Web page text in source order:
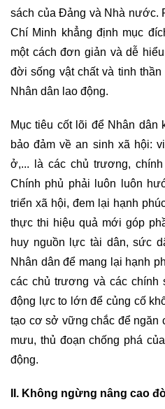
sách của Ðảng và Nhà nước.
Chí Minh khẳng định mục
một cách đơn giản và dễ
đời sống vật chất và tinh
Nhân dân lao động.
Mục tiêu cốt lõi để Nhân dân
bảo đảm về an sinh xã hội:
ở,... là các chủ trương,
Chính phủ phải luôn luôn
triển xã hội, đem lại hạnh
thực thi hiệu quả mới góp
huy nguồn lực tài dân, sức
Nhân dân để mang lại hạnh
các chủ trương và các chính
động lực to lớn để củng cố
tạo cơ sở vững chắc để ngăn
mưu, thủ đoạn chống phá
động.
II. Không ngừng nâng cao